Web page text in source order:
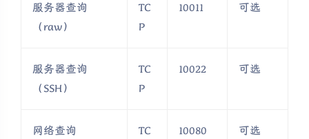
服务器查询
（raw）
TC
P
10011 可选
服务器查询
（SSH）
TC
P
10022 可选
网络查询
TC
10080 可选